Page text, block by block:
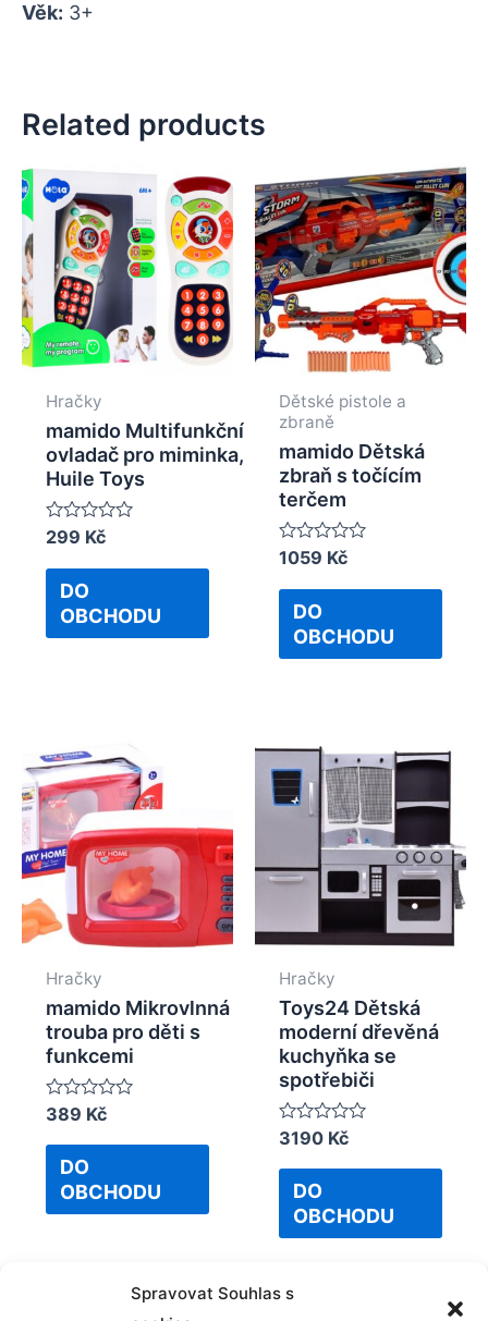
Spravovat Souhlas s
Věk: 3+
Related products
Hračky
mamido Multifunkční
ovladač pro miminka,
Huile Toys
Rated
out
299 Kč
DO
OBCHODU
Dětské pistole a
zbraně
mamido Dětská
zbraň s točícím
terčem
Rated
out
1059 Kč
DO
OBCHODU
Hračky
mamido Mikrovlnná
trouba pro děti s
funkcemi
Rated
out
389 Kč
DO
OBCHODU
Hračky
Toys24 Dětská
moderní dřevěná
kuchyňka se
spotřebiči
Rated
out
3190 Kč
DO
OBCHODU